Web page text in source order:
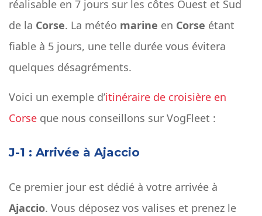
réalisable en 7 jours sur les côtes Ouest et Sud
de la Corse. La météo marine en Corse étant
fiable à 5 jours, une telle durée vous évitera
quelques désagréments.
Voici un exemple d’itinéraire de croisière en
Corse que nous conseillons sur VogFleet :
J-1 : Arrivée à Ajaccio
Ce premier jour est dédié à votre arrivée à
Ajaccio. Vous déposez vos valises et prenez le